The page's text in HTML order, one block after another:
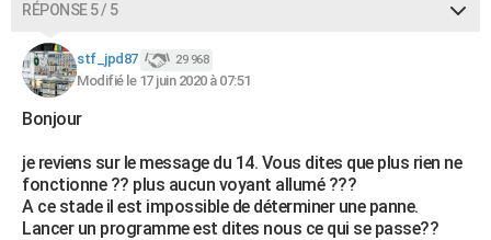
RÉPONSE 5 / 5
stf_jpd87 29 968
Modifié le 17 juin 2020 à 07:51
Bonjour
je reviens sur le message du 14. Vous dites que plus rien ne
fonctionne ?? plus aucun voyant allumé ???
A ce stade il est impossible de déterminer une panne.
Lancer un programme est dites nous ce qui se passe??